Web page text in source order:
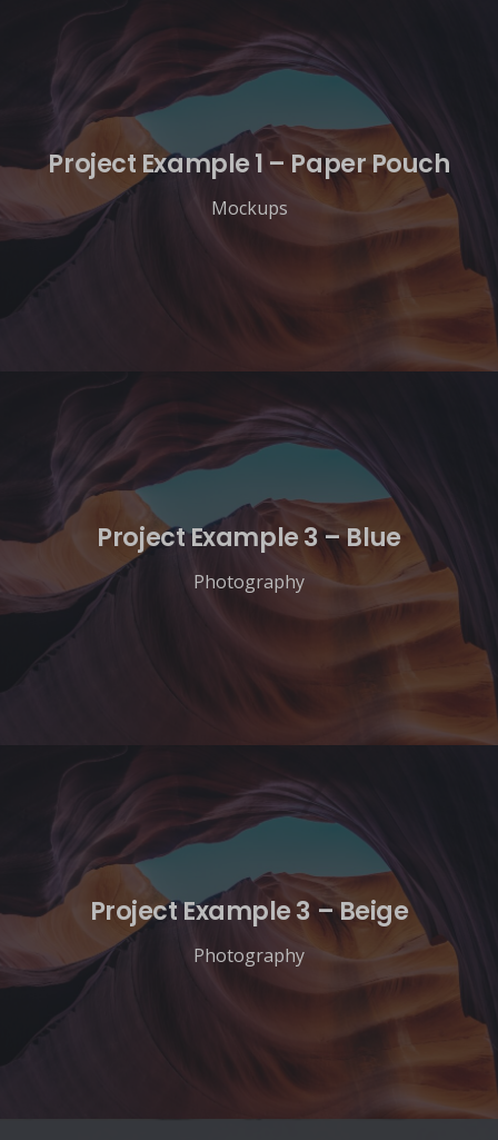
Project Example 1 – Paper Pouch
Mockups
Project Example 3 – Blue
Photography
Project Example 3 – Beige
Photography